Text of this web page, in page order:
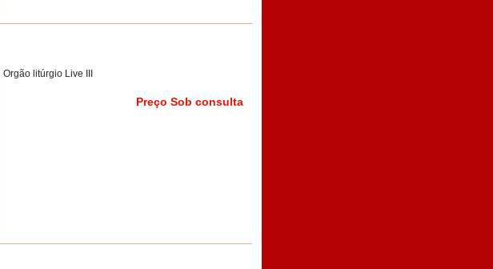
Orgão litúrgio Live III
Preço Sob consulta